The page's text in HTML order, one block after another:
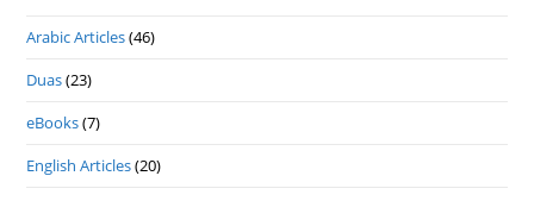
Arabic Articles(46)
Duas(23)
eBooks(7)
English Articles(20)